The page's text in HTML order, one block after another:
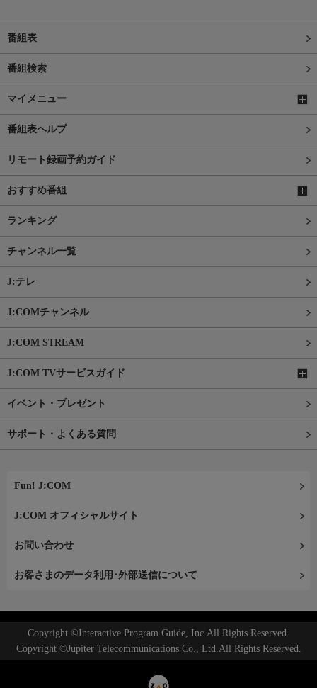
番組表
番組検索
マイメニュー
番組表ヘルプ
リモート録画予約ガイド
おすすめ番組
ランキング
チャンネル一覧
J:テレ
J:COMチャンネル
J:COM STREAM
J:COM TVサービスガイド
イベント・プレゼント
サポート・よくある質問
Fun! J:COM
J:COM オフィシャルサイト
お問い合わせ
お客さまのデータ利用･外部送信について
Copyright ©Interactive Program Guide, Inc.All Rights Reserved.
Copyright ©Jupiter Telecommunications Co., Ltd.All Rights Reserved.